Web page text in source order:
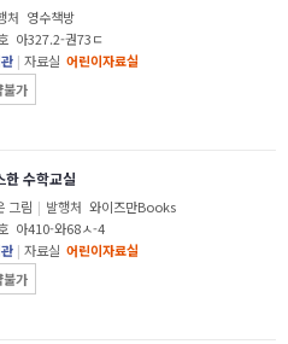
처 영수책방
아327.2-권73ㄷ
| 자료실 어린이자료실
불가
한 수학교실
그림 | 발행처 와이즈만Books
아410-와68ㅅ-4
| 자료실 어린이자료실
불가